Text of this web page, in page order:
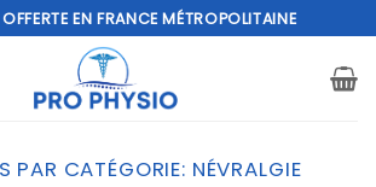
EN FRANCE MÉTROPOLITAINE
PAR CATÉGORIE: NÉVRALGIE